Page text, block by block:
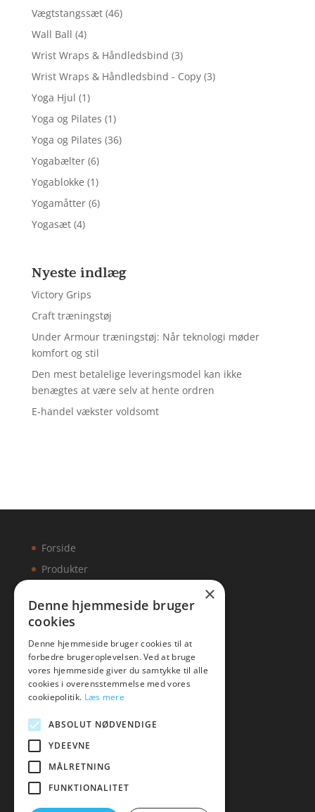
Vægtstangssæt (46)
Wall Ball (4)
Wrist Wraps & Håndledsbind (3)
Wrist Wraps & Håndledsbind - Copy (3)
Yoga Hjul (1)
Yoga og Pilates (1)
Yoga og Pilates (36)
Yogabælter (6)
Yogablokke (1)
Yogamåtter (6)
Yogasæt (4)
Nyeste indlæg
Victory Grips
Craft træningstøj
Under Armour træningstøj: Når teknologi møder
komfort og stil
Den mest betalelige leveringsmodel kan ikke
benægtes at være selv at hente ordren
E-handel vækster voldsomt
Forside
Produkter
Artikler
Malawigruppen
Mail:hej@malawigruppen.dk
×
Denne hjemmeside bruger
cookies
Denne hjemmeside bruger cookies til at
forbedre brugeroplevelsen. Ved at bruge
vores hjemmeside giver du samtykke til alle
cookies i overensstemmelse med vores
cookiepolitik. Læs mere
ABSOLUT NØDVENDIGE
YDEEVNE
MÅLRETNING
FUNKTIONALITET